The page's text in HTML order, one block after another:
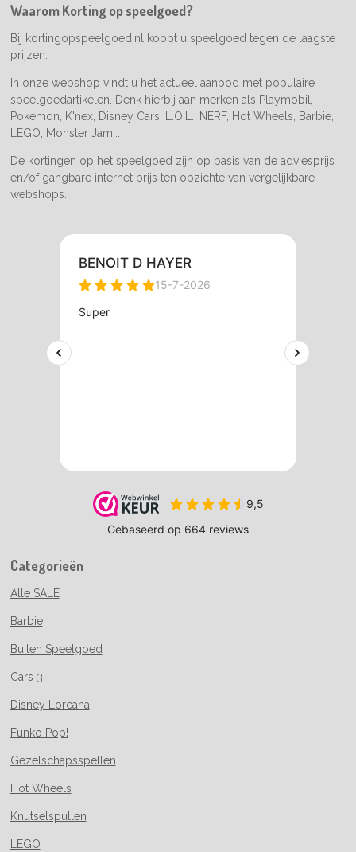
k
a
m
Waarom Korting op speelgoed?
Bij kortingopspeelgoed.nl koopt u speelgoed tegen de laagste
prijzen.
In onze webshop vindt u het actueel aanbod met populaire
speelgoedartikelen. Denk hierbij aan merken als Playmobil,
Pokemon, K'nex, Disney Cars, L.O.L., NERF, Hot Wheels, Barbie,
LEGO, Monster Jam...
De kortingen op het speelgoed zijn op basis van de adviesprijs
en/of gangbare internet prijs ten opzichte van vergelijkbare
webshops.
Categorieën
Alle SALE
Barbie
Buiten Speelgoed
Cars 3
Disney Lorcana
Funko Pop!
Gezelschapsspellen
Hot Wheels
Knutselspullen
LEGO